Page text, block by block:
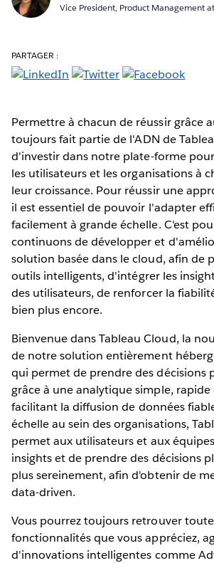
Vice President, Product Management
PARTAGER :
Permettre à chacun de réussir grâce
toujours fait partie de l'ADN de
d'investir dans notre plate-forme
les utilisateurs et les organisations à
leur croissance. Pour réussir une
il est essentiel de pouvoir l'adapter
facilement à grande échelle. C'est
continuons de développer et
solution basée dans le cloud, afin de
outils intelligents, d'intégrer les
des utilisateurs, de renforcer la
bien plus encore.
Bienvenue dans Tableau Cloud, la
de notre solution entièrement
qui permet de prendre des décisions
grâce à une analytique simple, rapide
facilitant la diffusion de données
échelle au sein des organisations,
permet aux utilisateurs et aux
insights et de prendre des décisions
plus sereinement, afin d'obtenir de
data-driven.
Vous pourrez toujours retrouver
fonctionnalités que vous appréciez,
d'innovations intelligentes comme